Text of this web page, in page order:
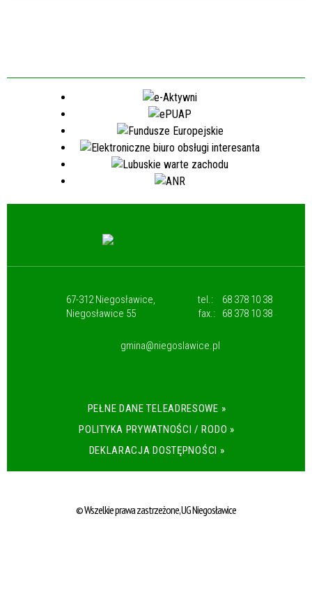
67-312 Niegosławice,
Niegosławice 55
tel.:
68 378 10 38
fax.:
68 378 10 38
gmina@niegoslawice.pl
PEŁNE DANE TELEADRESOWE »
POLITYKA PRYWATNOŚCI / RODO »
DEKLARACJA DOSTĘPNOŚCI »
© Wszelkie prawa zastrzeżone, UG Niegosławice